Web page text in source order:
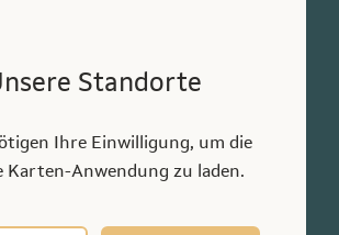
39, 70173 Stuttgart
Standorte
Ihre Einwilligung, um die
Karten-Anwendung zu laden.